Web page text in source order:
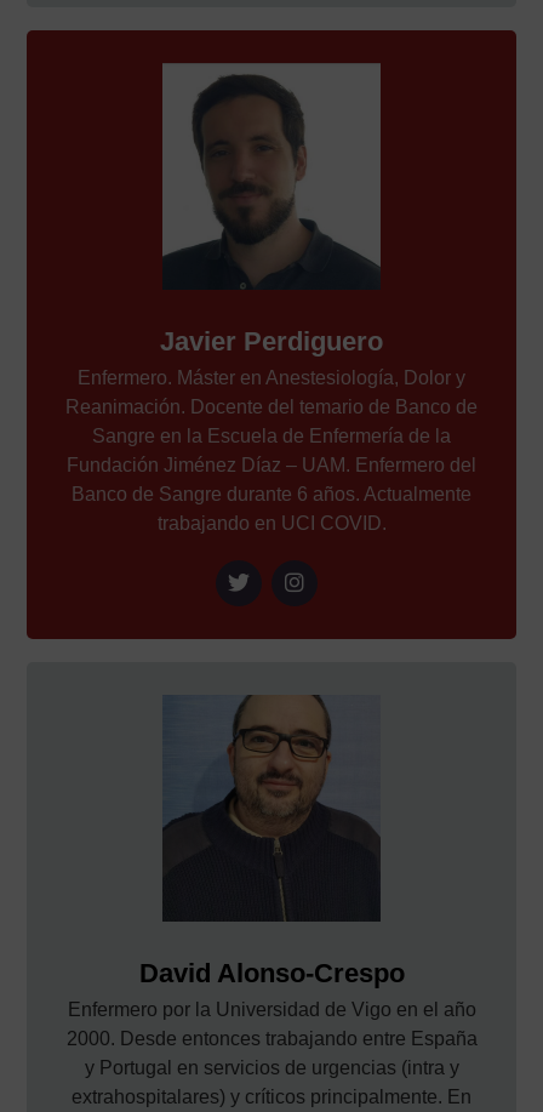
Javier Perdiguero
Enfermero. Máster en Anestesiología, Dolor y
Reanimación. Docente del temario de Banco de
Sangre en la Escuela de Enfermería de la
Fundación Jiménez Díaz – UAM. Enfermero del
Banco de Sangre durante 6 años. Actualmente
trabajando en UCI COVID.
David Alonso-Crespo
Enfermero por la Universidad de Vigo en el año
2000. Desde entonces trabajando entre España
y Portugal en servicios de urgencias (intra y
extrahospitalares) y críticos principalmente. En